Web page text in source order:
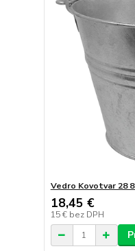
Vedro Kovotvar 28
18,45 €
15 € bez DPH